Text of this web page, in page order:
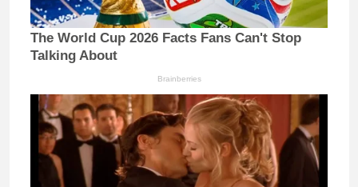
The World Cup 2026 Facts Fans Can't Stop
Talking About
Brainberries